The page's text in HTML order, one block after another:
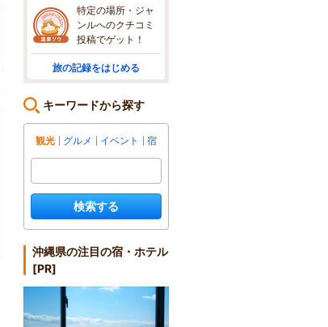
特定の場所・ジャ
ンルへのクチコミ
投稿でゲット！
旅の記録をはじめる
キーワードから探す
観光 グルメ イベント 宿
検索する
沖縄県の注目の宿・ホテル
[PR]